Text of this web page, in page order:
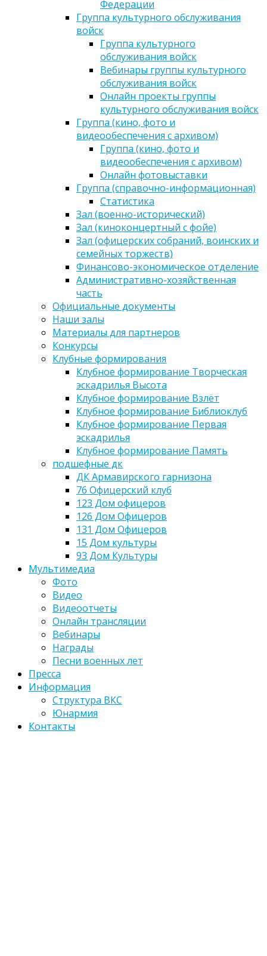
Федерации
Группа культурного обслуживания
войск
Группа культурного
обслуживания войск
Вебинары группы культурного
обслуживания войск
Онлайн проекты группы
культурного обслуживания войск
Группа (кино, фото и
видеообеспечения с архивом)
Группа (кино, фото и
видеообеспечения с архивом)
Онлайн фотовыставки
Группа (справочно-информационная)
Статистика
Зал (военно-исторический)
Зал (киноконцертный с фойе)
Зал (офицерских собраний, воинских и
семейных торжеств)
Финансово-экономическое отделение
Административно-хозяйственная
часть
Официальные документы
Наши залы
Материалы для партнеров
Конкурсы
Клубные формирования
Клубное формирование Творческая
эскадрилья Высота
Клубное формирование Взлёт
Клубное формирование Библиоклуб
Клубное формирование Первая
эскадрилья
Клубное формирование Память
подшефные дк
ДК Армавирского гарнизона
76 Офицерский клуб
123 Дом офицеров
126 Дом Офицеров
131 Дом Офицеров
15 Дом культуры
93 Дом Культуры
Мультимедиа
Фото
Видео
Видеоотчеты
Онлайн трансляции
Вебинары
Награды
Песни военных лет
Пресса
Информация
Структура ВКС
Юнармия
Контакты